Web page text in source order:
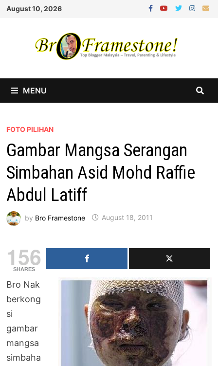
Skip
August 10, 2026
MENU
FOTO PILIHAN
Gambar Mangsa Serangan
Simbahan Asid Mohd Raffie
Abdul Latiff
by Bro Framestone August 18, 2011
156
SHARES
Bro Nak
berkong
si
gambar
mangsa
simbaha